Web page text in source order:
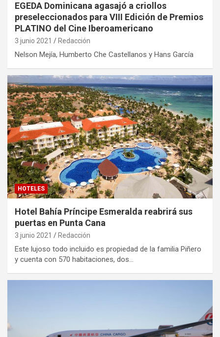
EGEDA Dominicana agasajó a criollos
preseleccionados para VIII Edición de Premios
PLATINO del Cine Iberoamericano
3 junio 2021 Redacción
Nelson Mejía, Humberto Che Castellanos y Hans García
HOTELES
Hotel Bahía Príncipe Esmeralda reabrirá sus
puertas en Punta Cana
3 junio 2021 Redacción
Este lujoso todo incluido es propiedad de la familia Piñero
y cuenta con 570 habitaciones, dos…